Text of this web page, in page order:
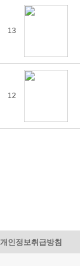
13
12
개인정보취급방침